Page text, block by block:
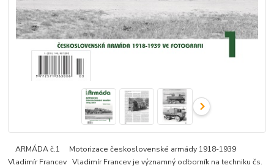
ARMÁDA č.1 Motorizace československé armády 1918-1939
Vladimír Francev Vladimír Francev je významný odborník na techniku čs.